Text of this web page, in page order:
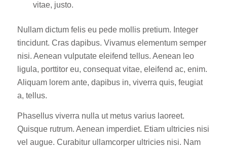
vitae, justo.
Nullam dictum felis eu pede mollis pretium. Integer
tincidunt. Cras dapibus. Vivamus elementum semper
nisi. Aenean vulputate eleifend tellus. Aenean leo
ligula, porttitor eu, consequat vitae, eleifend ac, enim.
Aliquam lorem ante, dapibus in, viverra quis, feugiat
a, tellus.
Phasellus viverra nulla ut metus varius laoreet.
Quisque rutrum. Aenean imperdiet. Etiam ultricies nisi
vel augue. Curabitur ullamcorper ultricies nisi. Nam